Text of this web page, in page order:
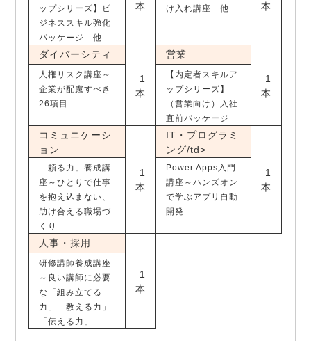
本
本
ップシリーズ】ビ
ジネススキル強化
パッケージ 他
け入れ講座 他
ダイバーシティ
1
本
営業
1
本
人権リスク講座～
企業が配慮すべき
26項目
【内定者スキルア
ップシリーズ】
（営業向け）入社
直前パッケージ
コミュニケーシ
ョン
1
本
IT・プログラミ
ング/td>
1
本
「頼る力」養成講
座～ひとりで仕事
を抱え込まない、
助け合える職場づ
くり
Power Apps入門
講座～ハンズオン
で学ぶアプリ自動
開発
人事・採用
1
本
研修講師養成講座
～良い講師に必要
な「組み立てる
力」「教える力」
「伝える力」